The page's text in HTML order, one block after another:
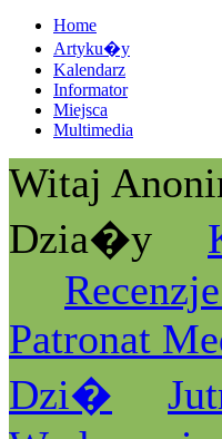
Home
Artyku�y
Kalendarz
Informator
Miejsca
Multimedia
Witaj
Dzia�y
Recenzje
Patronat
Dzi�